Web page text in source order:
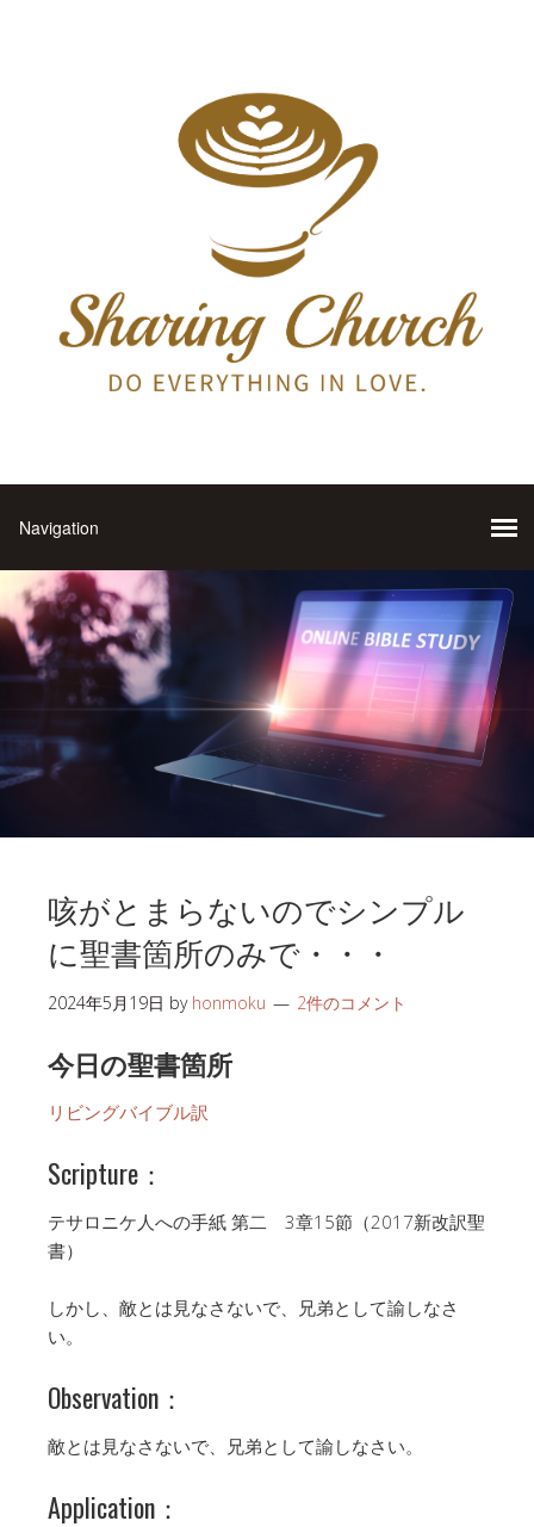
咳がとまらないのでシンプル
に聖書箇所のみで・・・
2024年5月19日 by honmoku 2件のコメント
今日の聖書箇所
リビングバイブル訳
Scripture：
テサロニケ人への手紙 第二 3章15節（2017新改訳聖
書）
しかし、敵とは見なさないで、兄弟として諭しなさ
い。
Observation：
敵とは見なさないで、兄弟として諭しなさい。
Application：